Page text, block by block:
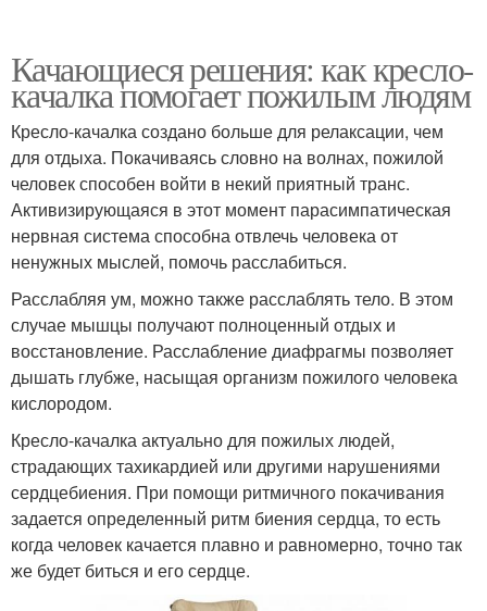
Качающиеся решения: как кресло-
качалка помогает пожилым людям
Кресло-качалка создано больше для релаксации, чем
для отдыха. Покачиваясь словно на волнах, пожилой
человек способен войти в некий приятный транс.
Активизирующаяся в этот момент парасимпатическая
нервная система способна отвлечь человека от
ненужных мыслей, помочь расслабиться.
Расслабляя ум, можно также расслаблять тело. В этом
случае мышцы получают полноценный отдых и
восстановление. Расслабление диафрагмы позволяет
дышать глубже, насыщая организм пожилого человека
кислородом.
Кресло-качалка актуально для пожилых людей,
страдающих тахикардией или другими нарушениями
сердцебиения. При помощи ритмичного покачивания
задается определенный ритм биения сердца, то есть
когда человек качается плавно и равномерно, точно так
же будет биться и его сердце.